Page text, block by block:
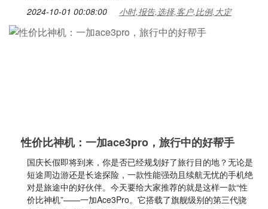
2024-10-01 00:08:00 小时,报告,选择,客户,比例,大定
性价比神机：一加ace3pro，旅行中的好帮手
国庆长假即将到来，你是否已经规划好了旅行目的地？无论是
短途周边游还是长途探险，一款性能强劲且续航无忧的手机绝
对是旅途中的好伙伴。今天要给大家推荐的就是这样一款“性
价比神机”——一加Ace3Pro。它搭载了旗舰级别的第三代骁